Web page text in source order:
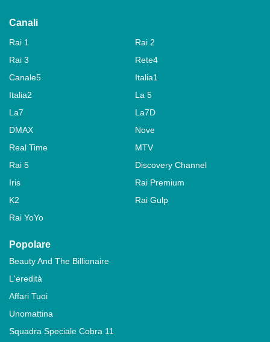
Canali
Rai 1
Rai 2
Rai 3
Rete4
Canale5
Italia1
Italia2
La 5
La7
La7D
DMAX
Nove
Real Time
MTV
Rai 5
Discovery Channel
Iris
Rai Premium
K2
Rai Gulp
Rai YoYo
Popolare
Beauty And The Billionaire
L'eredità
Affari Tuoi
Unomattina
Squadra Speciale Cobra 11